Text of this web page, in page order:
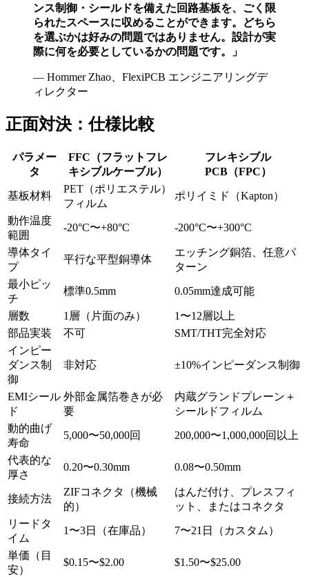
ンス制御・シールドを備えた回路基板を、ごく限
られたスペースに収めることができます。どちら
を選ぶかは好みの問題ではありません。設計が実
際に何を必要としているかの問題です。」
— Hommer Zhao、FlexiPCB エンジニアリングデ
ィレクター
正面対決：仕様比較
パラメー
タ
FFC（フラットフレ
キシブルケーブル）
フレキシブル
PCB（FPC）
基板材料
PET（ポリエステル）
フィルム
ポリイミド（Kapton）
動作温度
範囲
-20°C〜+80°C -200°C〜+300°C
導体タイ
プ
平行な平型銅導体
エッチング銅箔、任意パ
ターン
最小ピッ
チ
標準0.5mm 0.05mm達成可能
層数 1層（片面のみ）
1〜12層以上
部品実装
不可
SMT/THT完全対応
インピー
ダンス制
御
非対応 ±10%インピーダンス制御
EMIシール
ド
外部金属箔巻きが必
要
内蔵グランドプレーン＋
シールドフィルム
動的曲げ
寿命
5,000〜50,000回 200,000〜1,000,000回以上
代表的な
厚さ
0.20〜0.30mm 0.08〜0.50mm
接続方法
ZIFコネクタ（機械
的）
はんだ付け、プレスフィ
ット、またはコネクタ
リードタ
イム
1〜3日（在庫品） 7〜21日（カスタム）
単価（目
安）
$0.15〜$2.00 $1.50〜$25.00